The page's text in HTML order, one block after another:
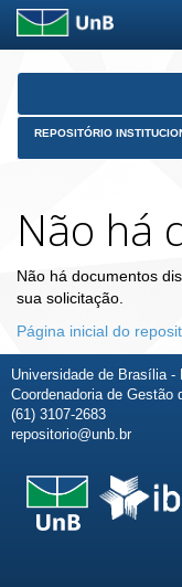
Skip
REPOSITÓRIO
Não há
Não há documentos
sua solicitação.
Página inicial do
Universidade de Brasília -
Coordenadoria de Gestão
(61) 3107-2683
repositorio@unb.br